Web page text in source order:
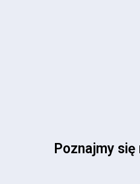
Poznajmy się